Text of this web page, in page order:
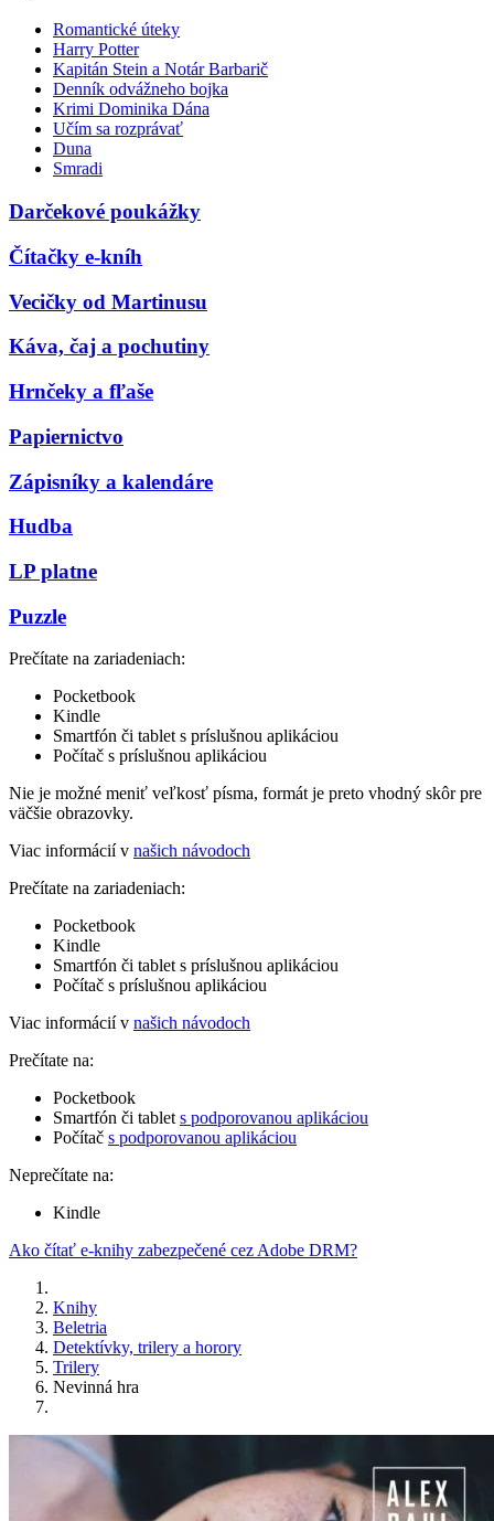
Romantické úteky
Harry Potter
Kapitán Stein a Notár Barbarič
Denník odvážneho bojka
Krimi Dominika Dána
Učím sa rozprávať
Duna
Smradi
Darčekové poukážky
Čítačky e-kníh
Vecičky od Martinusu
Káva, čaj a pochutiny
Hrnčeky a fľaše
Papiernictvo
Zápisníky a kalendáre
Hudba
LP platne
Puzzle
Prečítate na zariadeniach:
Pocketbook
Kindle
Smartfón či tablet s príslušnou aplikáciou
Počítač s príslušnou aplikáciou
Nie je možné meniť veľkosť písma, formát je preto vhodný skôr pre
väčšie obrazovky.
Viac informácií v našich návodoch
Prečítate na zariadeniach:
Pocketbook
Kindle
Smartfón či tablet s príslušnou aplikáciou
Počítač s príslušnou aplikáciou
Viac informácií v našich návodoch
Prečítate na:
Pocketbook
Smartfón či tablet s podporovanou aplikáciou
Počítač s podporovanou aplikáciou
Neprečítate na:
Kindle
Ako čítať e-knihy zabezpečené cez Adobe DRM?
Knihy
Beletria
Detektívky, trilery a horory
Trilery
Nevinná hra